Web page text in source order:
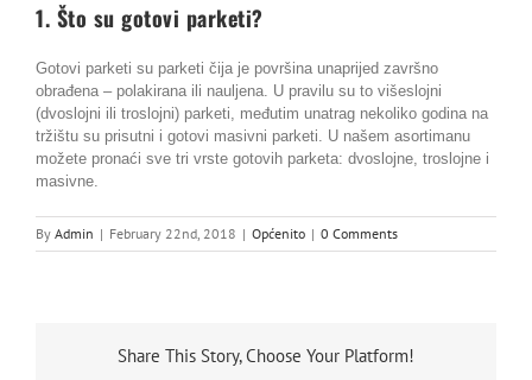
Karijera /
1. Što su gotovi parketi?
Gotovi parketi su parketi čija je površina unaprijed završno
obrađena – polakirana ili nauljena. U pravilu su to višeslojni
(dvoslojni ili troslojni) parketi, međutim unatrag nekoliko godina na
tržištu su prisutni i gotovi masivni parketi. U našem asortimanu
možete pronaći sve tri vrste gotovih parketa: dvoslojne, troslojne i
masivne.
By Admin | February 22nd, 2018 | Općenito | 0 Comments
Share This Story, Choose Your Platform!